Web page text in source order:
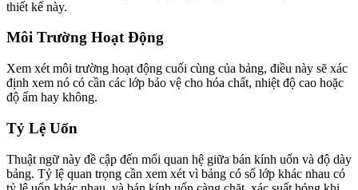
thiết kế này.
Môi Trường Hoạt Động
Xem xét môi trường hoạt động cuối cùng của bảng, điều này sẽ xác
định xem nó có cần các lớp bảo vệ cho hóa chất, nhiệt độ cao hoặc
độ ẩm hay không.
Tỷ Lệ Uốn
Thuật ngữ này đề cập đến mối quan hệ giữa bán kính uốn và độ dày
bảng. Tỷ lệ quan trọng cần xem xét vì bảng có số lớp khác nhau có